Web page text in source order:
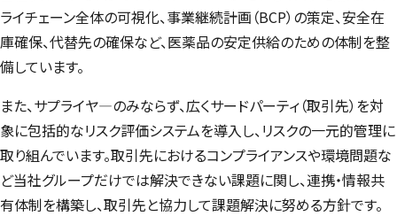
ライチェーン全体の可視化、事業継続計画（BCP）の策定、安全在
庫確保、代替先の確保など、医薬品の安定供給のための体制を整
備しています。
また、サプライヤ―のみならず、広くサードパーティ（取引先）を対
象に包括的なリスク評価システムを導入し、リスクの一元的管理に
取り組んでいます。取引先におけるコンプライアンスや環境問題な
ど当社グループだけでは解決できない課題に関し、連携・情報共
有体制を構築し、取引先と協力して課題解決に努める方針です。